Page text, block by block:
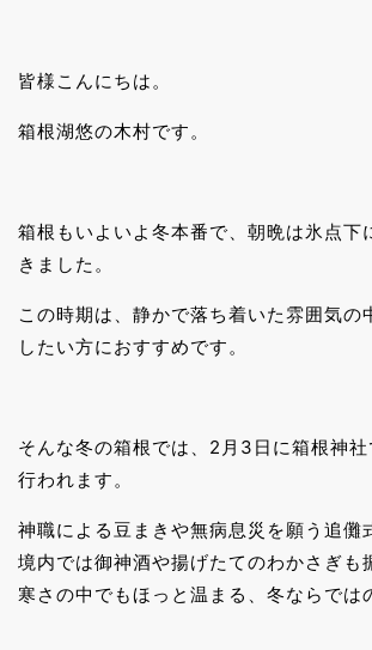
皆様こんにちは。
箱根湖悠の木村です。
箱根もいよいよ冬本番で、朝晩は氷点下
きました。
この時期は、静かで落ち着いた雰囲気の
したい方におすすめです。
そんな冬の箱根では、2月3日に箱根神
行われます。
神職による豆まきや無病息災を願う追儺
境内では御神酒や揚げたてのわかさぎも
寒さの中でもほっと温まる、冬ならでは